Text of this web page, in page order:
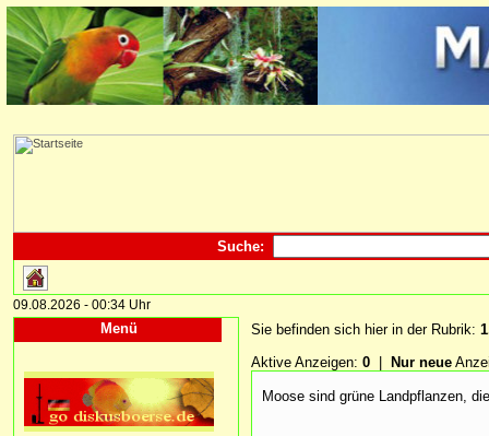
Suche:
09.08.2026 - 00:34 Uhr
Menü Sie befinden sich hier in der Rubrik:
Aktive Anzeigen: 0 Nur neue
Moose sind grüne Landpflanzen,